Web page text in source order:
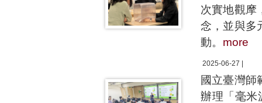
次實地觀摩
念，並與多
動。 more
2025-06-27 |
國立臺灣師
辦理「毫米